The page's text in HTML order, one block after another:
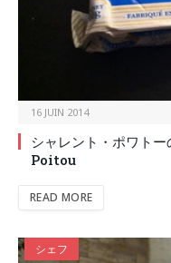
16 JUIN 2014
シャレント・ポワト
Poitou
READ MORE
シェフ